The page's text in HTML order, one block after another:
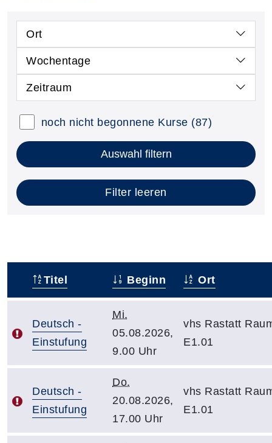
Ort
Wochentage
Zeitraum
noch nicht begonnene Kurse (87)
Auswahl filtern
Filter leeren
Titel Beginn Ort
Deutsch -
Einstufung
Mi.
05.08.2026,
9.00 Uhr
vhs Rastatt
E1.01
Deutsch -
Einstufung
Do.
20.08.2026,
17.00 Uhr
vhs Rastatt
E1.01